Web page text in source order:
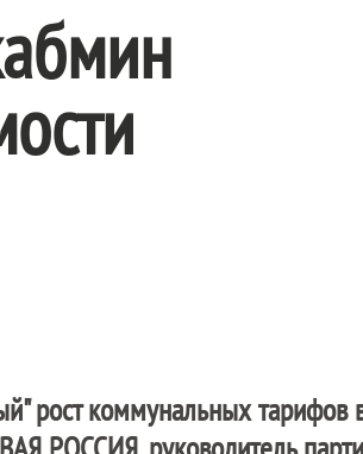
рост коммунальных тарифов